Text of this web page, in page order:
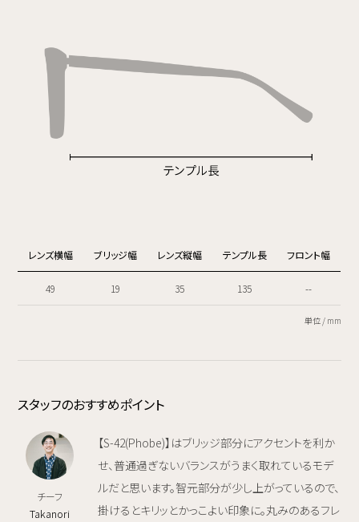
レンズ横幅 ブリッジ幅 レンズ縦幅 テンプル長 フロント幅
49 19 35 135 --
単位 / mm
スタッフのおすすめポイント
チーフ
Takanori
【S-42(Phobe)】はブリッジ部分にアクセントを利か
せ、普通過ぎないバランスがうまく取れているモデ
ルだと思います。智元部分が少し上がっているので、
掛けるとキリッとかっこよい印象に。丸みのあるフレ